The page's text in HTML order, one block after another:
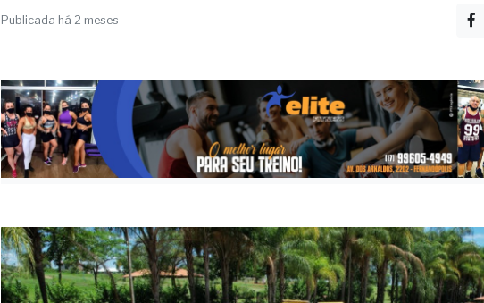
Veículos destinados à sucata, reciclagem e recuperação
Publicada há 2 meses